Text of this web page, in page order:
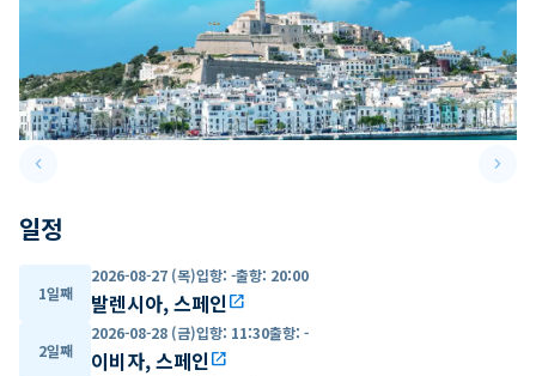
keyboard_arrow_leftPrevious slide keyboard_arrow_right
일정
1일째
2026-08-27 (목)입항: -출항: 20:00
발렌시아, 스페인open_in_new
2일째
2026-08-28 (금)입항: 11:30출항: -
이비자, 스페인open_in_new